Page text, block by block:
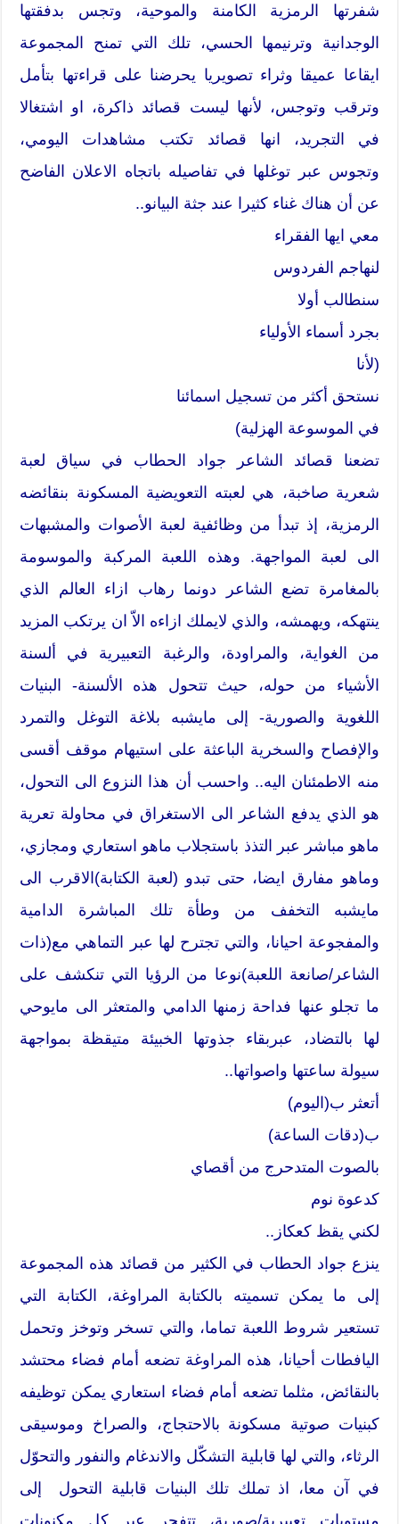
شفرتها الرمزية الكامنة والموحية، وتجس بدفقتها
الوجدانية وترنيمها الحسي، تلك التي تمنح المجموعة
ايقاعا عميقا وثراء تصويريا يحرضنا على قراءتها بتأمل
وترقب وتوجس، لأنها ليست قصائد ذاكرة، او اشتغالا
في التجريد، انها قصائد تكتب مشاهدات اليومي،
وتجوس عبر توغلها في تفاصيله باتجاه الاعلان الفاضح
عن أن هناك غناء كثيرا عند جثة البيانو..
معي ايها الفقراء
لنهاجم الفردوس
سنطالب أولا
بجرد أسماء الأولياء
(لأنا
نستحق أكثر من تسجيل اسمائنا
في الموسوعة الهزلية)
تضعنا قصائد الشاعر جواد الحطاب في سياق لعبة
شعرية صاخبة، هي لعبته التعويضية المسكونة بنقائضه
الرمزية، إذ تبدأ من وظائفية لعبة الأصوات والمشبهات
الى لعبة المواجهة. وهذه اللعبة المركبة والموسومة
بالمغامرة تضع الشاعر دونما رهاب ازاء العالم الذي
ينتهكه، ويهمشه، والذي لايملك ازاءه الاّ ان يرتكب المزيد
من الغواية، والمراودة، والرغبة التعبيرية في ألسنة
الأشياء من حوله، حيث تتحول هذه الألسنة- البنيات
اللغوية والصورية- إلى مايشبه بلاغة التوغل والتمرد
والإفصاح والسخرية الباعثة على استيهام موقف أقسى
منه الاطمئنان اليه.. واحسب أن هذا النزوع الى التحول،
هو الذي يدفع الشاعر الى الاستغراق في محاولة تعرية
ماهو مباشر عبر التذذ باستجلاب ماهو استعاري ومجازي،
وماهو مفارق ايضا، حتى تبدو (لعبة الكتابة)الاقرب الى
مايشبه التخفف من وطأة تلك المباشرة الدامية
والمفجوعة احيانا، والتي تجترح لها عبر التماهي مع(ذات
الشاعر/صانعة اللعبة)نوعا من الرؤيا التي تنكشف على
ما تجلو عنها فداحة زمنها الدامي والمتعثر الى مايوحي
لها بالتضاد، عبربقاء جذوتها الخبيئة متيقظة بمواجهة
سيولة ساعتها واصواتها..
أتعثر ب(اليوم)
ب(دقات الساعة)
بالصوت المتدحرج من أقصاي
كدعوة نوم
لكني يقظ كعكاز..
ينزع جواد الحطاب في الكثير من قصائد هذه المجموعة
إلى ما يمكن تسميته بالكتابة المراوغة، الكتابة التي
تستعير شروط اللعبة تماما، والتي تسخر وتوخز وتحمل
اليافطات أحيانا، هذه المراوغة تضعه أمام فضاء محتشد
بالنقائض، مثلما تضعه أمام فضاء استعاري يمكن توظيفه
كبنيات صوتية مسكونة بالاحتجاج، والصراخ وموسيقى
الرثاء، والتي لها قابلية التشكّل والاندغام والنفور والتحوّل
في آن معا، اذ تملك تلك البنيات قابلية التحول إلى
مستويات تعبيرية/صورية، تتفجر عبر كل مكنونات